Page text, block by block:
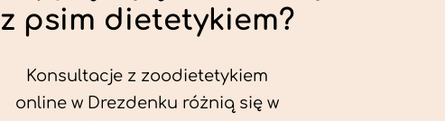
z psim dietetykiem?
Konsultacje z zoodietetykiem
online w Drezdenku różnią się w